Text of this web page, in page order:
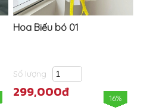
Hoa Biếu bó 01
Số lượng
299,000đ 16%